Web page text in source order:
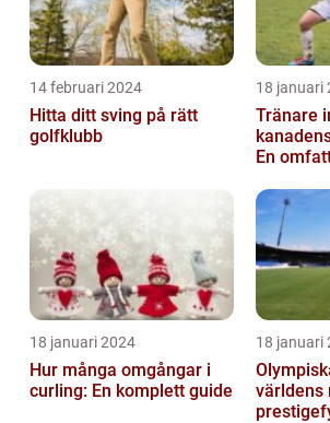
14 februari 2024
Hitta ditt sving på rätt
golfklubb
18 januari
Tränare
En
18 januari 2024
Hur många omgångar i
curling: En komplett guide
18 januari
världens